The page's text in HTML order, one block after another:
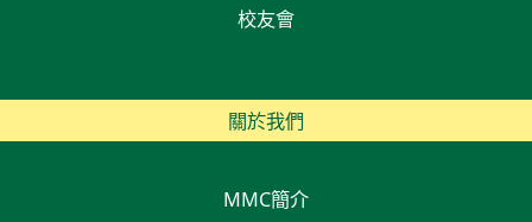
校友會
關於我們
MMC簡介